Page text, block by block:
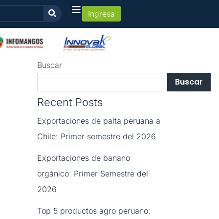
Ingresa
Buscar
Buscar
Recent Posts
Exportaciones de palta peruana a
Chile: Primer semestre del 2026
Exportaciones de banano
orgánico: Primer Semestre del
2026
Top 5 productos agro peruano: